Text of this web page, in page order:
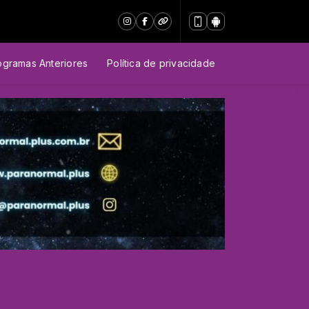
Anteriores Política de privacidade